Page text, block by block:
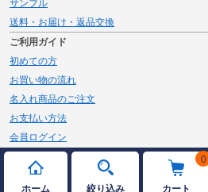
ホーム 絞り込み
0
カート
サンプル
送料・お届け・返品交換
ご利用ガイド
初めての方
お買い物の流れ
名入れ商品のご注文
お支払い方法
会員ログイン
メルマガ登録
新規会員登録